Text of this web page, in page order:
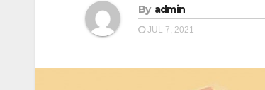
By admin
JUL 7, 2021